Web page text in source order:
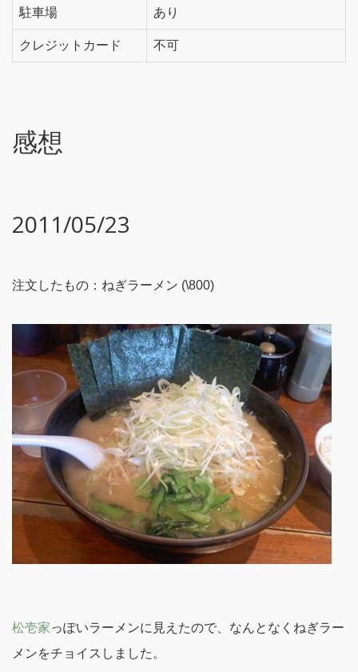
駐車場 あり
クレジットカード 不可
感想
2011/05/23
注文したもの：ねぎラーメン (\800)
松壱家っぽいラーメンに見えたので、なんとなくねぎラー
メンをチョイスしました。